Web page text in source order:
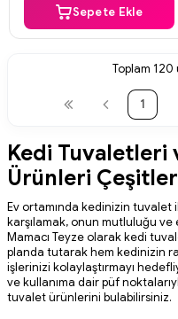
Sepete Ekle
Toplam 120
1
Kedi Tuvaletleri
Ürünleri
Ev ortamında kedinizin tuvalet
karşılamak, onun mutluluğu
Mamacı Teyze olarak kedi
planda tutarak hem kedinizin
işlerinizi kolaylaştırmayı
ve kullanıma dair püf
tuvalet ürünlerini bulabilirsiniz.